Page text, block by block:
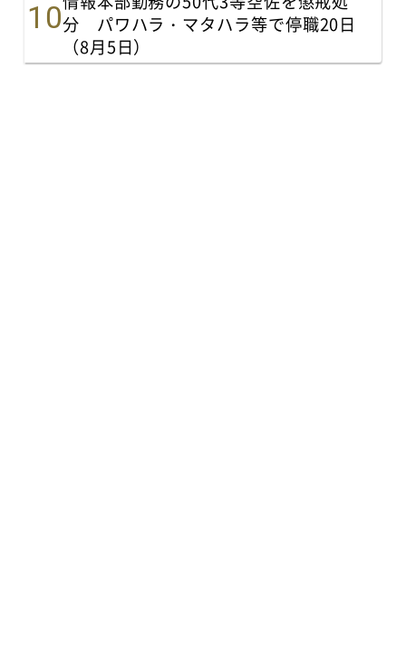
分 パワハラ・マタハラ等で停職20日
（8月5日）